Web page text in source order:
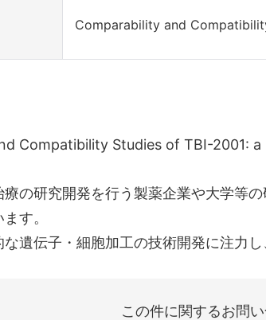
Comparability and
Compatibility Studies of TBI-2001:
の研究開発を行う製薬企業や大学等
す。
遺伝子・細胞加工の技術開発に注力
この件に関するお問